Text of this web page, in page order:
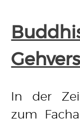
In der
zum